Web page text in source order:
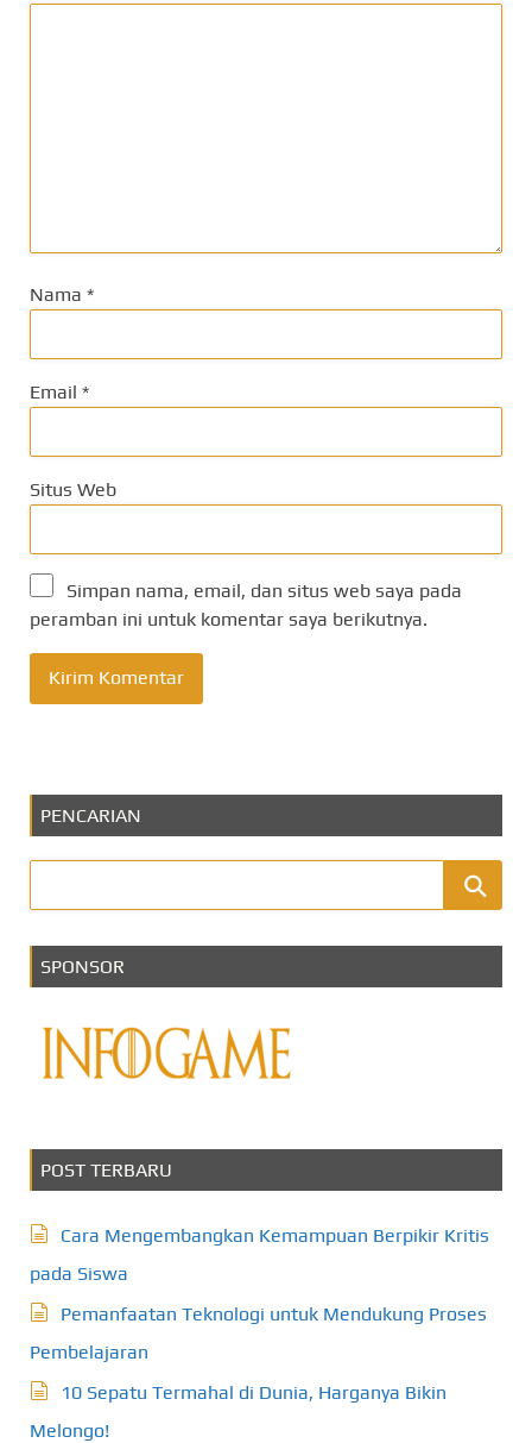
Nama *
Email *
Situs Web
Simpan nama, email, dan situs web saya pada
peramban ini untuk komentar saya berikutnya.
PENCARIAN
SPONSOR
POST TERBARU
Cara Mengembangkan Kemampuan Berpikir Kritis
pada Siswa
Pemanfaatan Teknologi untuk Mendukung Proses
Pembelajaran
10 Sepatu Termahal di Dunia, Harganya Bikin
Melongo!